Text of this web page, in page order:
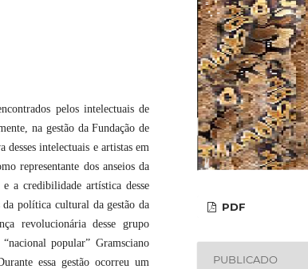
pelos intelectuais de
na gestão da Fundação de
desses intelectuais e artistas em
representante dos anseios da
a credibilidade artística desse
política cultural da gestão da
revolucionária desse grupo
popular” Gramsciano
essa gestão ocorreu um
PDF
PUBLICADO